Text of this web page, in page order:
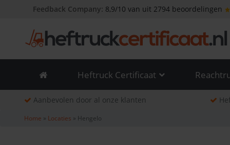
Feedback Company: 8,9/10 van uit 2794 beoordelingen
Heftruck Certificaat
Aanbevolen door al onze klanten
Home » Locaties » Hengelo